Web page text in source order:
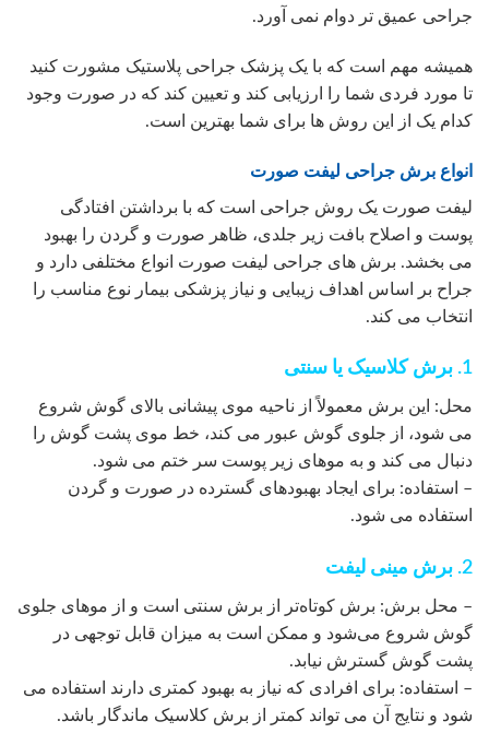
جراحی عمیق تر دوام نمی آورد.
همیشه مهم است که با یک پزشک جراحی پلاستیک مشورت کنید
تا مورد فردی شما را ارزیابی کند و تعیین کند که در صورت وجود
کدام یک از این روش ها برای شما بهترین است.
انواع برش جراحی لیفت صورت
لیفت صورت یک روش جراحی است که با برداشتن افتادگی
پوست و اصلاح بافت زیر جلدی، ظاهر صورت و گردن را بهبود
می بخشد. برش های جراحی لیفت صورت انواع مختلفی دارد و
جراح بر اساس اهداف زیبایی و نیاز پزشکی بیمار نوع مناسب را
انتخاب می کند.
1. برش کلاسیک یا سنتی
محل: این برش معمولاً از ناحیه موی پیشانی بالای گوش شروع
می شود، از جلوی گوش عبور می کند، خط موی پشت گوش را
دنبال می کند و به موهای زیر پوست سر ختم می شود.
– استفاده: برای ایجاد بهبودهای گسترده در صورت و گردن
استفاده می شود.
2. برش مینی لیفت
– محل برش: برش کوتاه‌تر از برش سنتی است و از موهای جلوی
گوش شروع می‌شود و ممکن است به میزان قابل توجهی در
پشت گوش گسترش نیابد.
– استفاده: برای افرادی که نیاز به بهبود کمتری دارند استفاده می
شود و نتایج آن می تواند کمتر از برش کلاسیک ماندگار باشد.